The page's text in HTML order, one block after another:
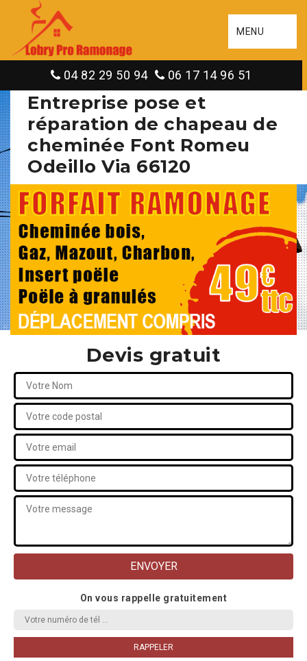
MENU
04 82 29 50 94 06 17 14 96 51
Entreprise pose et
réparation de chapeau de
cheminée Font Romeu
Odeillo Via 66120
Devis gratuit
On vous rappelle gratuitement